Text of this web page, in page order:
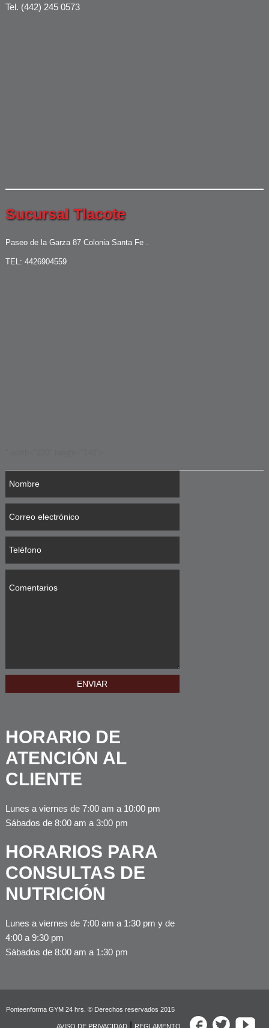
Tel. (442) 245 0573
Sucursal Tlacote
Paseo de la Garza 87 Colonia Santa Fe .
TEL: 4426904559
HORARIO DE
ATENCIÓN AL
CLIENTE
Lunes a viernes de 7:00 am a 10:00 pm
Sábados de 8:00 am a 3:00 pm
HORARIOS PARA
CONSULTAS DE
NUTRICIÓN
Lunes a viernes de 7:00 am a 1:30 pm y de
4:00 a 9:30 pm
Sábados de 8:00 am a 1:30 pm
Ponteenforma GYM 24 hrs. © Derechos reservados 2015
AVISO DE PRIVACIDAD REGLAMENTO